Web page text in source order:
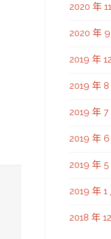
2020 年
2020 年 9
2019 年
2019 年 8
2019 年 7
2019 年 6
2019 年 5
2019 年 1
2018 年